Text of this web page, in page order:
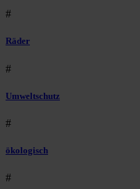
#
Räder
#
Umweltschutz
#
ökologisch
#